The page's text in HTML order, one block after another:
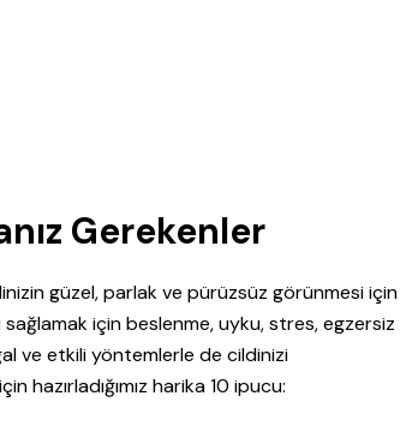
Gerekenler
güzel, parlak ve pürüzsüz görünmesi için
için beslenme, uyku, stres, egzersiz
ve etkili yöntemlerle de cildinizi
hazırladığımız harika 10 ipucu: